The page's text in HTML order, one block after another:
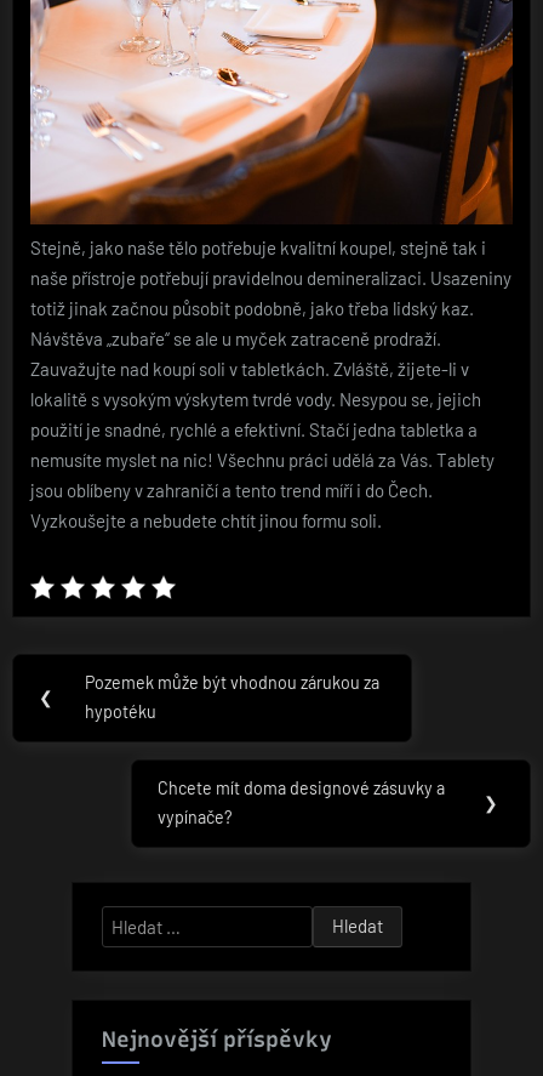
Stejně, jako naše tělo potřebuje kvalitní koupel, stejně tak i
naše přístroje potřebují pravidelnou demineralizaci. Usazeniny
totiž jinak začnou působit podobně, jako třeba lidský kaz.
Návštěva „zubaře“ se ale u myček zatraceně prodraží.
Zauvažujte nad koupí soli v tabletkách. Zvláště, žijete-li v
lokalitě s vysokým výskytem tvrdé vody. Nesypou se, jejich
použití je snadné, rychlé a efektivní. Stačí jedna tabletka a
nemusíte myslet na nic! Všechnu práci udělá za Vás. Tablety
jsou oblíbeny v zahraničí a tento trend míří i do Čech.
Vyzkoušejte a nebudete chtít jinou formu soli.
Navigace
pro
příspěvek
❮
Previous
Post:
Pozemek může být vhodnou zárukou za
hypotéku
Next
Post:
Chcete mít doma designové zásuvky a
vypínače?
❯
Vyhledávání
Nejnovější příspěvky